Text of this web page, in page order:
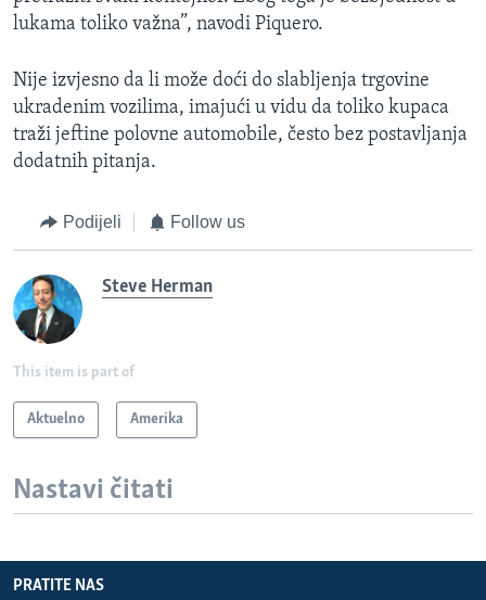
lukama toliko važna”, navodi Piquero.
Nije izvjesno da li može doći do slabljenja trgovine
ukradenim vozilima, imajući u vidu da toliko kupaca
traži jeftine polovne automobile, često bez postavljanja
dodatnih pitanja.
Podijeli Follow us
Steve Herman
This item is part of
Aktuelno Amerika
Nastavi čitati
PRATITE NAS